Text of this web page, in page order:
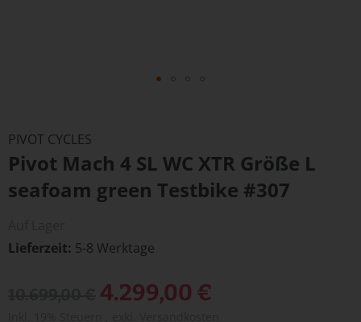
der
Bildergalerie
springen
PIVOT CYCLES
Pivot Mach 4 SL WC XTR Größe L
seafoam green Testbike #307
Lieferzeit 5-8 Werktage
Sonderangebot
4.299,00 €